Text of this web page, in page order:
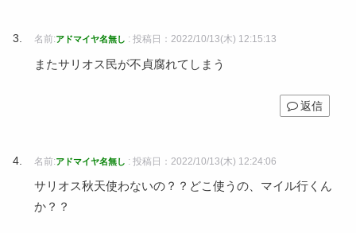
名前:アドマイヤ名無し : 投稿日：2022/10/13(木) 12:15:13
またサリオス民が不貞腐れてしまう
返信
名前:アドマイヤ名無し : 投稿日：2022/10/13(木) 12:24:06
サリオス秋天使わないの？？どこ使うの、マイル行くん
か？？